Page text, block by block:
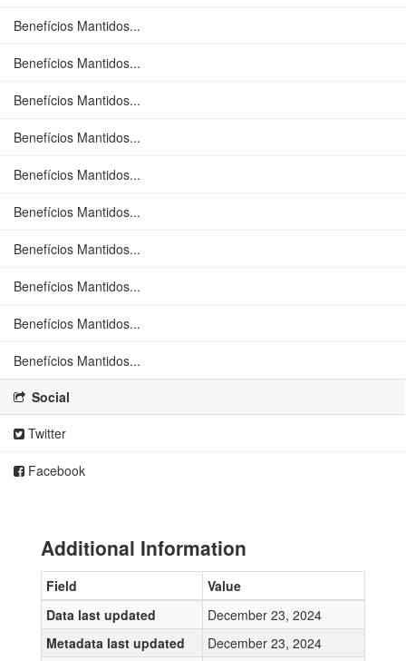
Benefícios Mantidos...
Benefícios Mantidos...
Benefícios Mantidos...
Benefícios Mantidos...
Benefícios Mantidos...
Benefícios Mantidos...
Benefícios Mantidos...
Benefícios Mantidos...
Benefícios Mantidos...
Benefícios Mantidos...
Social
Twitter
Facebook
Additional Information
Field
Value
Data last updated
December 23, 2024
Metadata last updated
December 23, 2024